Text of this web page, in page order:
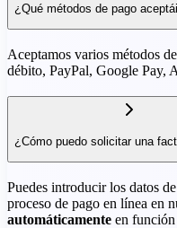
¿Qué métodos de pago
Aceptamos varios métodos
débito, PayPal, Google Pay,
¿Cómo puedo solicitar una
Puedes introducir los datos
proceso de pago en línea en
automáticamente en